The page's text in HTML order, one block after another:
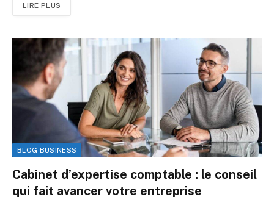
LIRE PLUS
BLOG BUSINESS
Cabinet d’expertise comptable : le conseil
qui fait avancer votre entreprise